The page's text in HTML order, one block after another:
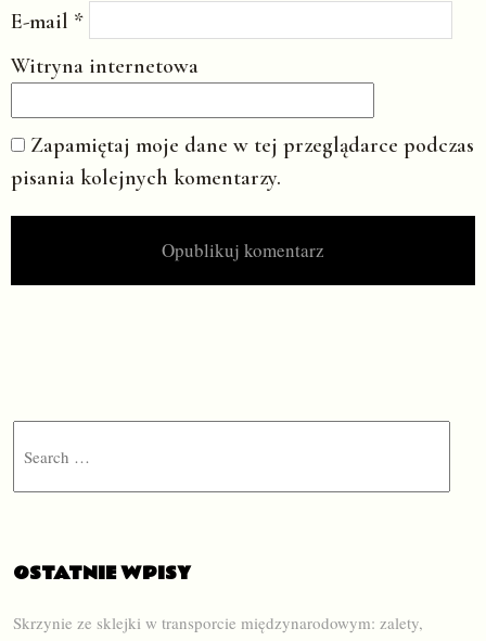
E-mail *
Witryna internetowa
Zapamiętaj moje dane w tej przeglądarce podczas
pisania kolejnych komentarzy.
OSTATNIE WPISY
Skrzynie ze sklejki w transporcie międzynarodowym: zalety,